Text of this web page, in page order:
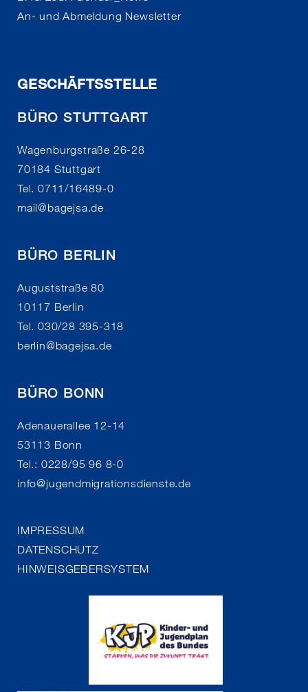
An- und Abmeldung Newsletter
GESCHÄFTSSTELLE
BÜRO STUTTGART
Wagenburgstraße 26-28
70184 Stuttgart
Tel. 0711/16489-0
mail@bagejsa.de
BÜRO BERLIN
Auguststraße 80
10117 Berlin
Tel. 030/28 395-318
berlin@bagejsa.de
BÜRO BONN
Adenauerallee 12-14
53113 Bonn
Tel.: 0228/95 96 8-0
info@jugendmigrationsdienste.de
IMPRESSUM
DATENSCHUTZ
HINWEISGEBERSYSTEM